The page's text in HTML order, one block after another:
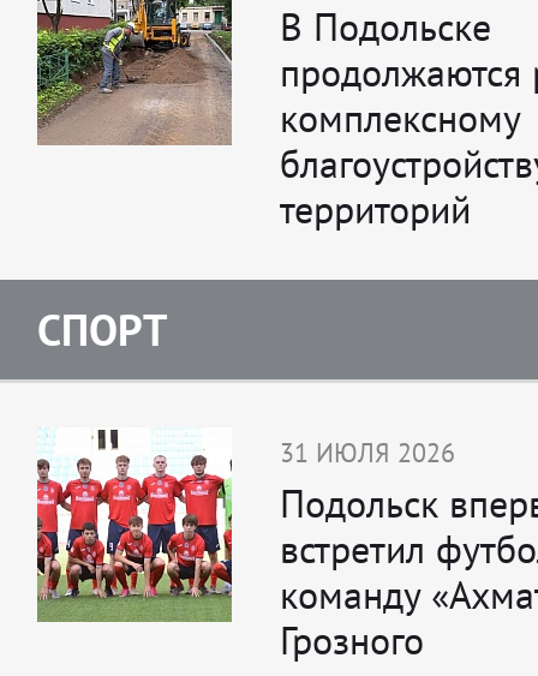
В Подольске
продолжаются
комплексному
территорий
СПОРТ
31 ИЮЛЯ 2026
Подольск
встретил
команду
Грозного